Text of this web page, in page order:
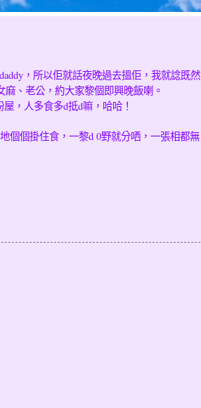
daddy ，所以佢就話夜晚過去搵佢，我就諗既然
麻、老公，約大家黎個即興晚飯喇。
屋，人多食多d抵d嘛，哈哈！
個個掛住食，一黎d 0野就分哂，一張相都無